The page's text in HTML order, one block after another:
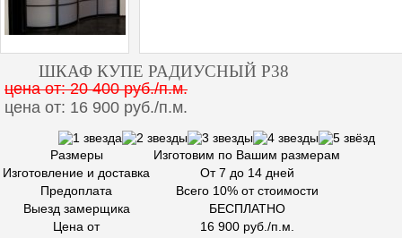
ШКАФ КУПЕ РАДИУСНЫЙ Р38
цена от: 20 400 руб./п.м.
цена от: 16 900 руб./п.м.
Размеры
Изготовим по Вашим размерам
Изготовление и доставка
От 7 до 14 дней
Предоплата
Всего 10% от стоимости
Выезд замерщика
БЕСПЛАТНО
Цена от
16 900 руб./п.м.